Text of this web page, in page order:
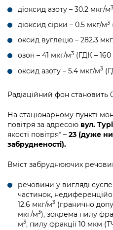
діоксид азоту – 30.2 мкг/м3
діоксид сірки – 0.5 мкг/м3
оксид вуглецю – 282.3
озон – 41 мкг/м3 (ГДК –
оксид азоту – 5.4 мкг/м3
Радіаційний фон становить
На стаціонарному пункті
повітря за адресою вул.
якості повітря* – 23 (дуже
забрудненості).
Вміст забруднюючих
речовини у вигляді
частинок,
12.6 мкг/м3 (гранично
мкг/м3), зокрема пилу
м3, пилу фракції 10 мкм